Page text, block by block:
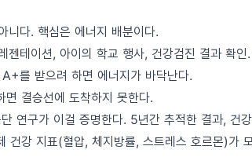
니다. 핵심은 에너지 배분이다.
테이션, 아이의 학교 행사, 건강검진 결과 확인
를 받으려 하면 에너지가 바닥난다.
결승선에 도착하지 못한다.
구가 이걸 증명한다. 5년간 추적한 결과, 건
강 지표(혈압, 체지방률, 스트레스 호르몬)가